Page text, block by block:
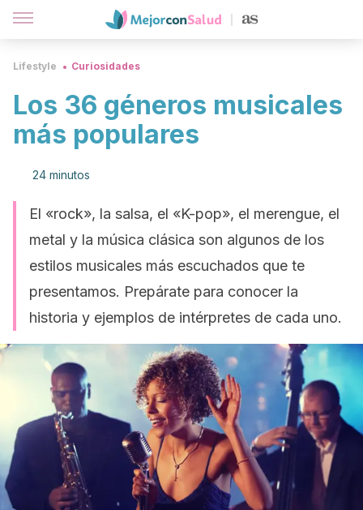
Lifestyle Curiosidades
Los 36 géneros musicales
más populares
24 minutos
El «rock», la salsa, el «K-pop», el merengue, el
metal y la música clásica son algunos de los
estilos musicales más escuchados que te
presentamos. Prepárate para conocer la
historia y ejemplos de intérpretes de cada uno.